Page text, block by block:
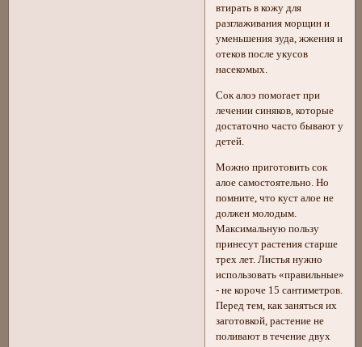
втирать в кожу для
разглаживания морщин и
уменьшения зуда, жжения и
отеков после укусов
насекомых.
Сок алоэ помогает при
лечении синяков, которые
достаточно часто бывают у
детей.
Можно приготовить сок
алое самостоятельно. Но
помните, что куст алое не
должен молодым.
Максимальную пользу
принесут растения старше
трех лет. Листья нужно
использовать «правильные»
- не короче 15 сантиметров.
Перед тем, как заняться их
заготовкой, растение не
поливают в течение двух